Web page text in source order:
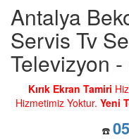
Antalya
Servis Tv
Televizyon
Kırık Ekran Tamiri
Hizmetimiz Yoktur. Yeni
☎️